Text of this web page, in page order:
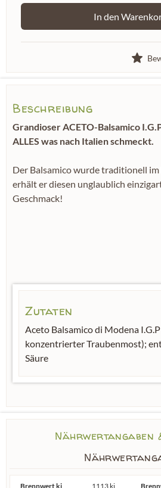
In den
Zutaten
Aceto Balsamico di Modena
konzentrierter Traubenmost);
Säure
Beschreibung
Grandioser ACETO-Balsamico
ALLES was nach Italien schmeckt.
Der Balsamico wurde traditionell im
erhält er diesen unglaublich
Geschmack!
Nährwertangaben
Brennwert kj 1113 kj